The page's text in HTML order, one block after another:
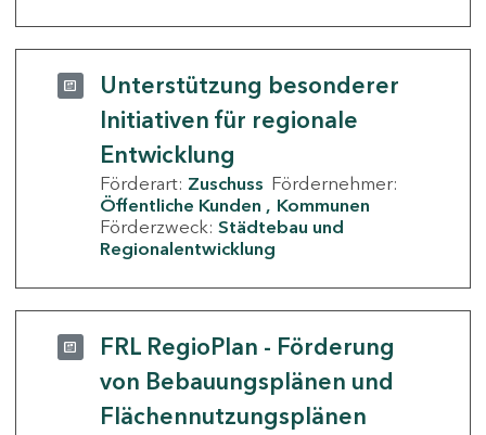
Unterstützung besonderer
Initiativen für regionale
Entwicklung
Förderart: Zuschuss Fördernehmer:
Öffentliche Kunden
Kommunen
Förderzweck: Städtebau und
Regionalentwicklung
FRL RegioPlan - Förderung
von Bebauungsplänen und
Flächennutzungsplänen